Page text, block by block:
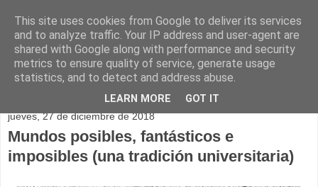
jueves, 27 de diciembre de 2018
Mundos posibles, fantásticos e
imposibles (una tradición universitaria)
This site uses cookies from Google to deliver its services
and to analyze traffic. Your IP address and user-agent are
shared with Google along with performance and security
metrics to ensure quality of service, generate usage
statistics, and to detect and address abuse.
LEARN MORE GOT IT